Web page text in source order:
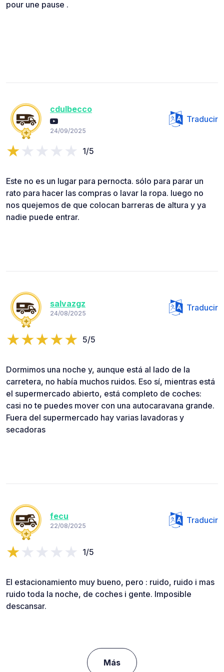
pour une pause .
cdulbecco
24/09/2025
Traducir
1/5
Este no es un lugar para pernocta. sólo para parar un
rato para hacer las compras o lavar la ropa. luego no
nos quejemos de que colocan barreras de altura y ya
nadie puede entrar.
salvazgz
24/08/2025
Traducir
5/5
Dormimos una noche y, aunque está al lado de la
carretera, no había muchos ruidos. Eso sí, mientras está
el supermercado abierto, está completo de coches:
casi no te puedes mover con una autocaravana grande.
Fuera del supermercado hay varias lavadoras y
secadoras
fecu
22/08/2025
Traducir
1/5
El estacionamiento muy bueno, pero : ruido, ruido i mas
ruido toda la noche, de coches i gente. Imposible
descansar.
Más